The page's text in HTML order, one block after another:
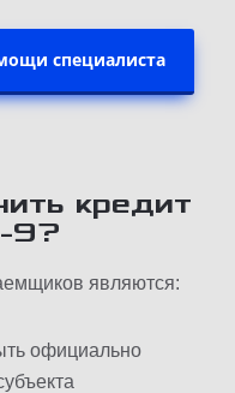
специалиста
кредит
9?
являются:
официально